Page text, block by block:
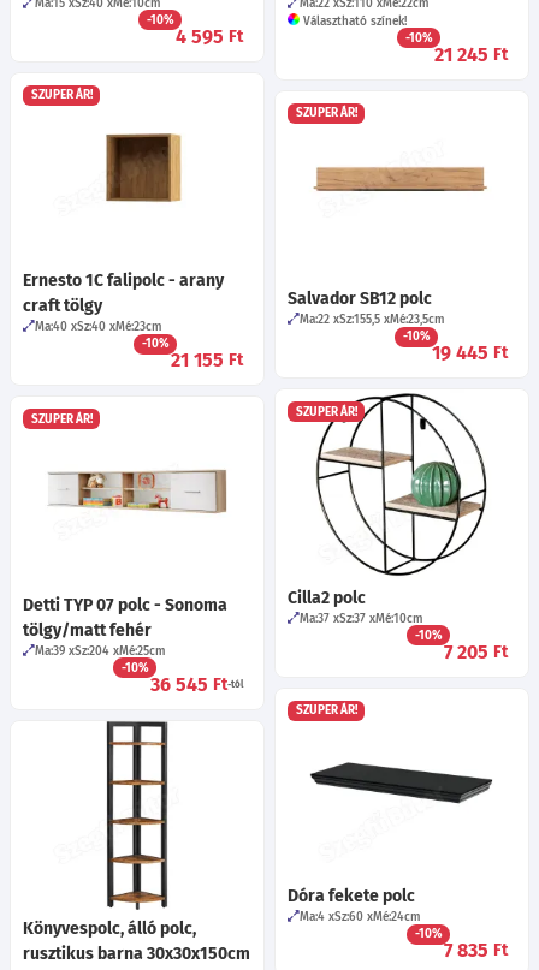
Ma:15 Sz:40 Mé:10cm
-10%
4 595 Ft
Ma:22 Sz:110 Mé:22cm
Választható színek!
-10%
21 245 Ft
SZUPER ÁR!
Ernesto 1C falipolc - arany
craft tölgy
Ma:40 Sz:40 Mé:23cm
-10%
21 155 Ft
SZUPER ÁR!
Salvador SB12 polc
Ma:22 Sz:155,5 Mé:23,5cm
-10%
19 445 Ft
SZUPER ÁR!
Cilla2 polc
Ma:37 Sz:37 Mé:10cm
-10%
7 205 Ft
SZUPER ÁR!
Detti TYP 07 polc - Sonoma
tölgy/matt fehér
Ma:39 Sz:204 Mé:25cm
-10%
36 545 Ft-tól
SZUPER ÁR!
Dóra fekete polc
Ma:4 Sz:60 Mé:24cm
-10%
7 835 Ft
Könyvespolc, álló polc,
rusztikus barna 30x30x150cm